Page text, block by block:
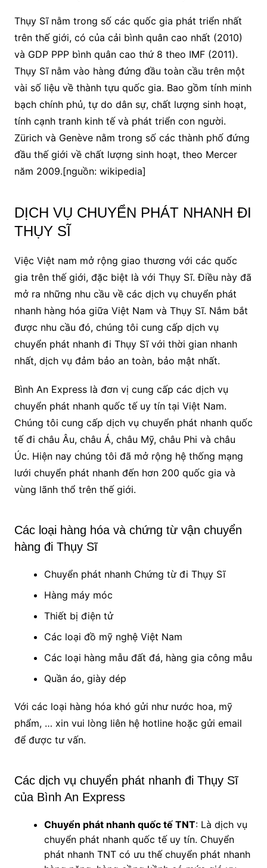
Thụy Sĩ nằm trong số các quốc gia phát triển nhất
trên thế giới, có của cải bình quân cao nhất (2010)
và GDP PPP bình quân cao thứ 8 theo IMF (2011).
Thụy Sĩ nằm vào hàng đứng đầu toàn cầu trên một
vài số liệu về thành tựu quốc gia. Bao gồm tính minh
bạch chính phủ, tự do dân sự, chất lượng sinh hoạt,
tính cạnh tranh kinh tế và phát triển con người.
Zürich và Genève nằm trong số các thành phố đứng
đầu thế giới về chất lượng sinh hoạt, theo Mercer
năm 2009.[nguồn: wikipedia]
DỊCH VỤ CHUYỂN PHÁT NHANH ĐI
THỤY SĨ
Việc Việt nam mở rộng giao thương với các quốc
gia trên thế giới, đặc biệt là với Thụy Sĩ. Điều này đã
mở ra những nhu cầu về các dịch vụ chuyển phát
nhanh hàng hóa giữa Việt Nam và Thụy Sĩ. Nắm bắt
được nhu cầu đó, chúng tôi cung cấp dịch vụ
chuyển phát nhanh đi Thụy Sĩ với thời gian nhanh
nhất, dịch vụ đảm bảo an toàn, bảo mật nhất.
Bình An Express là đơn vị cung cấp các dịch vụ
chuyển phát nhanh quốc tế uy tín tại Việt Nam.
Chúng tôi cung cấp dịch vụ chuyển phát nhanh quốc
tế đi châu Âu, châu Á, châu Mỹ, châu Phi và châu
Úc. Hiện nay chúng tôi đã mở rộng hệ thống mạng
lưới chuyển phát nhanh đến hơn 200 quốc gia và
vùng lãnh thổ trên thế giới.
Các loại hàng hóa và chứng từ vận chuyển
hàng đi Thụy Sĩ
Chuyển phát nhanh Chứng từ đi Thụy Sĩ
Hàng máy móc
Thiết bị điện tử
Các loại đồ mỹ nghệ Việt Nam
Các loại hàng mẫu đất đá, hàng gia công mẫu
Quần áo, giày dép
Với các loại hàng hóa khó gửi như nước hoa, mỹ
phẩm, … xin vui lòng liên hệ hotline hoặc gửi email
để được tư vấn.
Các dịch vụ chuyển phát nhanh đi Thụy Sĩ
của Bình An Express
Chuyển phát nhanh quốc tế TNT: Là dịch vụ
chuyển phát nhanh quốc tế uy tín. Chuyển
phát nhanh TNT có ưu thế chuyển phát nhanh